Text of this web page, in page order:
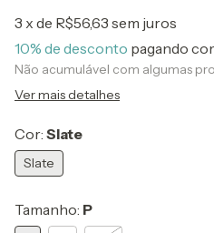
3 x de R$56,63 sem juros
10% de desconto pagando
Não acumulável com algumas
Ver mais detalhes
Cor: Slate
Slate
Tamanho: P